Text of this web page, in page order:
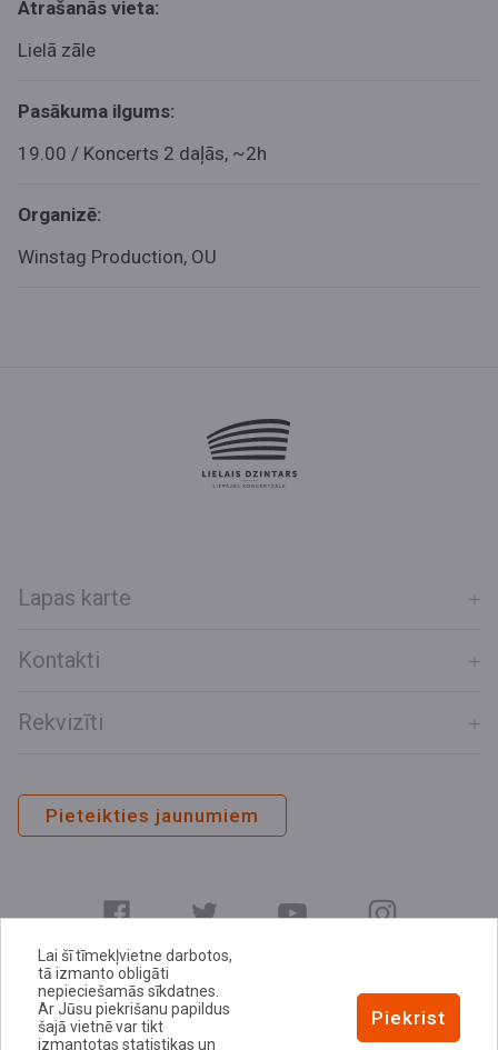
Atrašanās vieta:
Lielā zāle
Pasākuma ilgums:
19.00 / Koncerts 2 daļās, ~2h
Organizē:
Winstag Production, OU
Lapas karte
Kontakti
Rekvizīti
Pieteikties jaunumiem
E-adrese
Privātuma politika
Lai šī tīmekļvietne darbotos,
tā izmanto obligāti
nepieciešamās sīkdatnes.
Ar Jūsu piekrišanu papildus
šajā vietnē var tikt
izmantotas statistikas un
Piekrist